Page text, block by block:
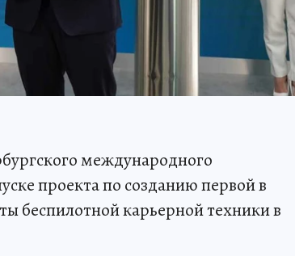
международного
проекта по созданию первой в
беспилотной карьерной техники в